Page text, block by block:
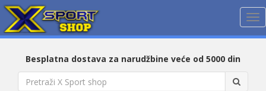
Besplatna dostava za narudžbine veće od 5000 din